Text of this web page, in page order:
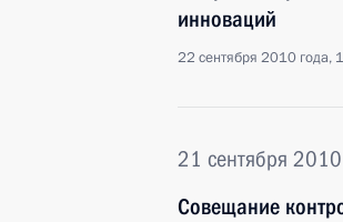
инноваций
22 сентября 2010 года,
21 сентября
Совещание